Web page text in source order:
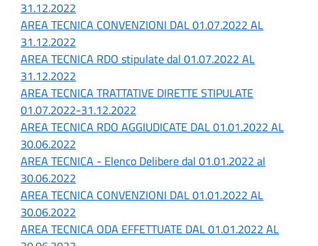
31.12.2022
AREA TECNICA CONVENZIONI DAL 01.07.2022 AL
31.12.2022
AREA TECNICA RDO stipulate dal 01.07.2022 AL
31.12.2022
AREA TECNICA TRATTATIVE DIRETTE STIPULATE
01.07.2022-31.12.2022
AREA TECNICA RDO AGGIUDICATE DAL 01.01.2022 AL
30.06.2022
AREA TECNICA - Elenco Delibere dal 01.01.2022 al
30.06.2022
AREA TECNICA CONVENZIONI DAL 01.01.2022 AL
30.06.2022
AREA TECNICA ODA EFFETTUATE DAL 01.01.2022 AL